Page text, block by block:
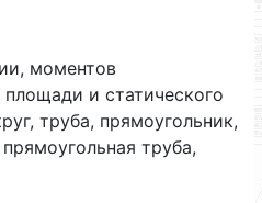
моментов
и статического
труба, прямоугольник,
труба,